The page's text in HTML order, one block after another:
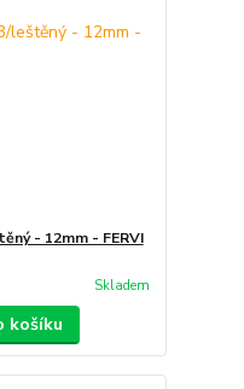
- 12mm - FERVI
Skladem
košíku